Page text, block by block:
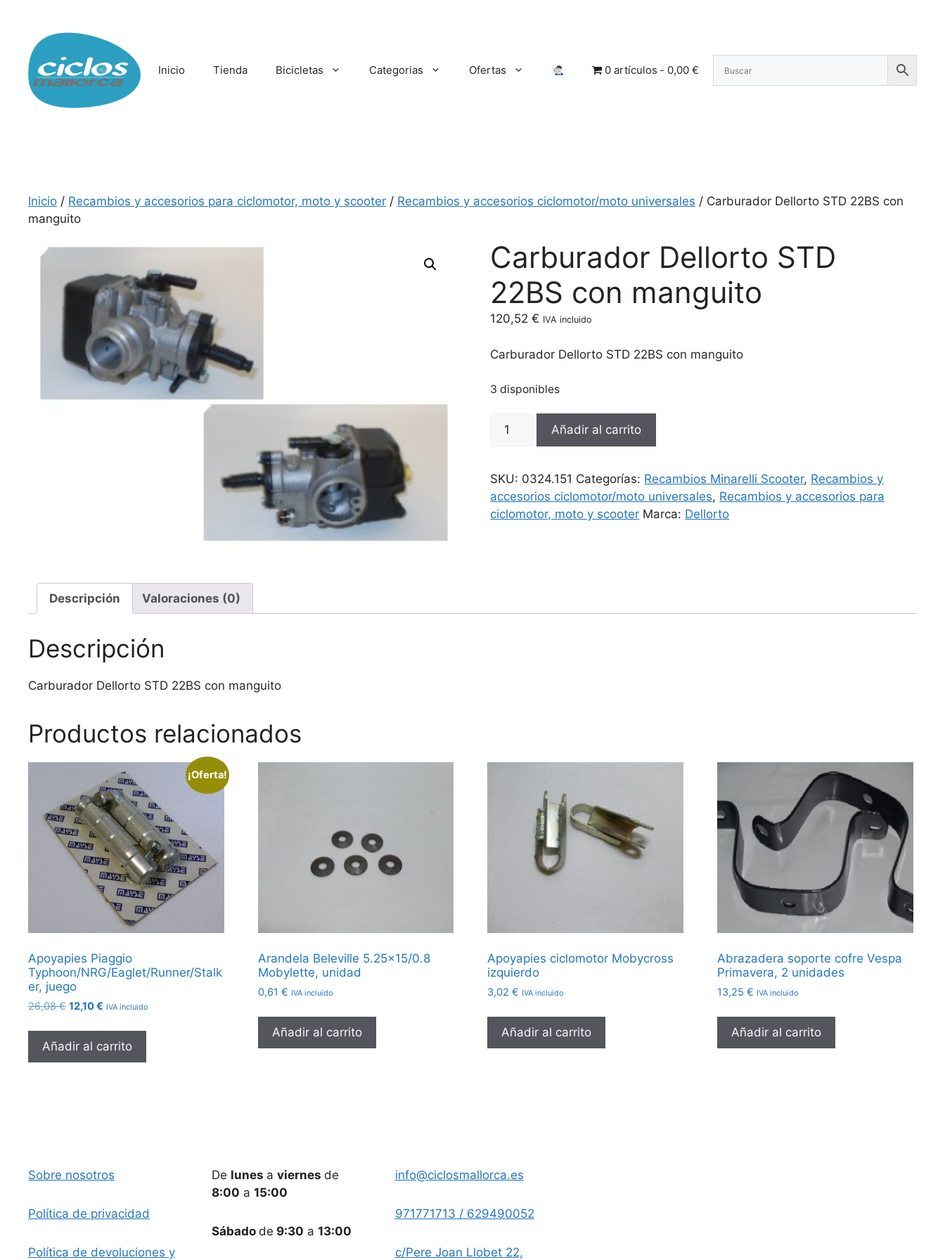
contenido
Inicio Tienda Bicicletas Categorias Ofertas 0 artículos 0,00 €
Inicio / Recambios y accesorios para ciclomotor, moto y scooter / Recambios y accesorios ciclomotor/moto universales / Carburador Dellorto STD 22BS con
manguito
Carburador Dellorto STD
22BS con manguito
120,52€ IVA incluido
Carburador Dellorto STD 22BS con manguito
3 disponibles
Carburador
22BS
con
manguito
Añadir al carrito
SKU: 0324.151 Categorías: Recambios Minarelli Scooter, Recambios y
accesorios ciclomotor/moto universales, Recambios y accesorios para
ciclomotor, moto y scooter Marca: Dellorto
Descripción Valoraciones (0)
Descripción
Carburador Dellorto STD 22BS con manguito
Productos relacionados
¡Oferta!
Apoyapies Piaggio
Typhoon/NRG/Eaglet/Runner/Stalk
er, juego
26,08€ El
original
era:
26,08 €.
12,10€ El
actual
es:
12,10 €.
IVA incluido
Añadir al carrito
Arandela Beleville 5.25×15/0.8
Mobylette, unidad
0,61 € IVA incluido
Añadir al carrito
Apoyapies ciclomotor Mobycross
izquierdo
3,02€ IVA incluido
Añadir al carrito
Abrazadera soporte cofre Vespa
Primavera, 2 unidades
13,25€ IVA incluido
Añadir al carrito
Sobre nosotros
Política de privacidad
Política de devoluciones y
De lunes a viernes de
8:00 a 15:00
Sábado de 9:30 a 13:00
info@ciclosmallorca.es
971771713 / 629490052
c/Pere Joan Llobet 22,